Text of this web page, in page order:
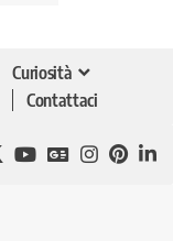
Curiosità
Contattaci